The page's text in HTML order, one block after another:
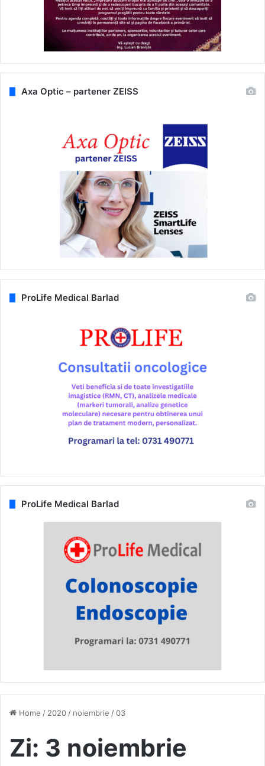
Home / 2020 / noiembrie /03
Zi: 3 noiembrie
Axa Optic – partener ZEISS
ProLife Medical Barlad
ProLife Medical Barlad